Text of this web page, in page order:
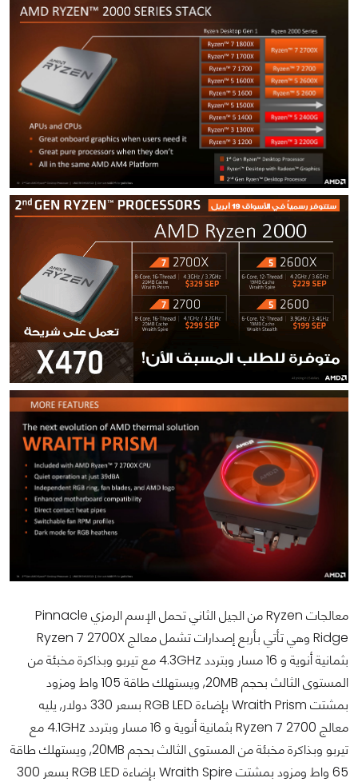
معالجات Ryzen من الجيل الثاني تحمل الإسم الرمزي Pinnacle
Ridge وهي تأتي بأربع إصدارات تشمل معالج Ryzen 7 2700X
بثمانية أنوية و 16 مسار وبتردد 4.3GHz مع تيربو وبذاكرة مخبئة من
المستوى الثالث بحجم 20MB, ويستهلك طاقة 105 واط ومزود
بمشتت Wraith Prism بإضاءة RGB LED بسعر 330 دولار, يليه
معالج Ryzen 7 2700 بثمانية أنوية و 16 مسار وبتردد 4.1GHz مع
تيربو وبذاكرة مخبئة من المستوى الثالث بحجم 20MB, ويستهلك طاقة
65 واط ومزود بمشتت Wraith Spire بإضاءة RGB LED بسعر 300